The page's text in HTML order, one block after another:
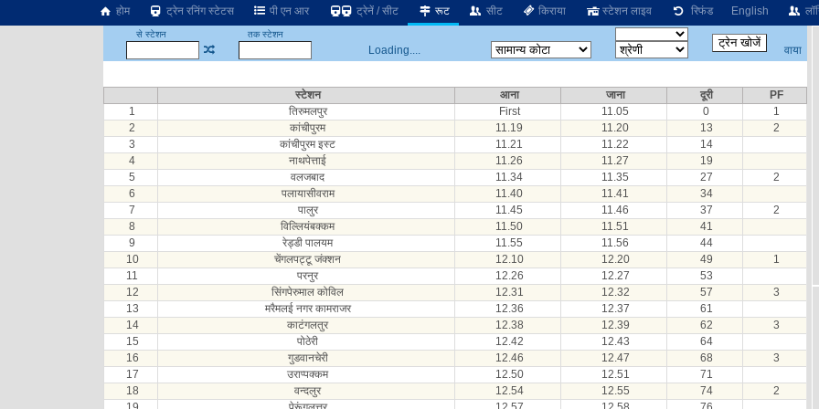
होम ट्रेन रनिंग स्टेटस पी एन आर ट्रेनें / सीट रूट सीट किराया स्टेशन लाइव रिफंड English
से स्टेशन तक स्टेशन
Loading.... वाया
स्टेशन आना जाना दूरी
PF
1
तिरुमलपुर First 11.05 0
1
2
कांचीपुरम 11.19 11.20 13
2
3
कांचीपुरम इस्ट 11.21 11.22
14
4
नाथपेत्ताई 11.26 11.27
19
5
वलजबाद 11.34 11.35 27
2
6
पलायासीवराम 11.40 11.41
34
7
पालुर 11.45 11.46 37
2
8
विल्लियंबक्कम 11.50 11.51
41
9
रेड्डी पालयम 11.55 11.56
44
10
चेंगलपट्टू जंक्शन 12.10 12.20 49
1
11
परनुर 12.26 12.27
53
12
सिंगपेरुमाल कोविल 12.31 12.32 57
3
13
मरैमलई नगर कामराजर 12.36 12.37
61
14
काटंगलतुर 12.38 12.39 62
3
15
पोठेरी 12.42 12.43
64
16
गुडवानचेरी 12.46 12.47 68
3
17
उराप्पक्कम 12.50 12.51
71
18
वन्दलुर 12.54 12.55 74
2